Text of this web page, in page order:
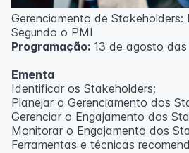
Outras informações
O curso pode sofrer alteração de
inscritos serão avisados
O IPETEC reserva-se o direito de
Professor(a):Frederyck Teixeira
Gerenciamento de Stakeholders:
Segundo o PMI
Programação: 13 de agosto das
Ementa
Identificar os Stakeholders;
Planejar o Gerenciamento dos
Gerenciar o Engajamento dos
Monitorar o Engajamento dos
Ferramentas e técnicas